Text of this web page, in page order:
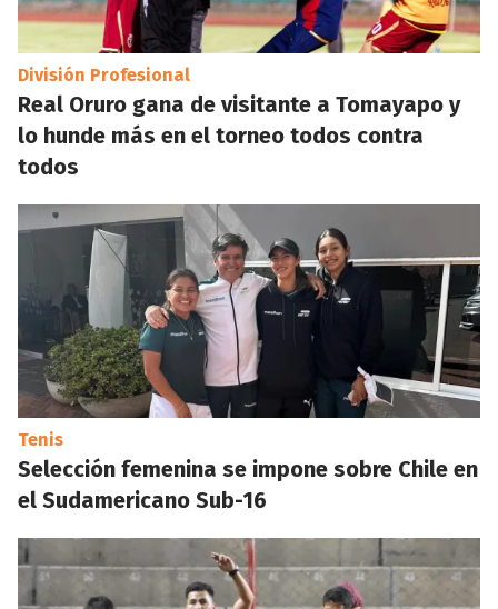
División Profesional
Real Oruro gana de visitante a Tomayapo y
lo hunde más en el torneo todos contra
todos
Tenis
Selección femenina se impone sobre Chile en
el Sudamericano Sub-16